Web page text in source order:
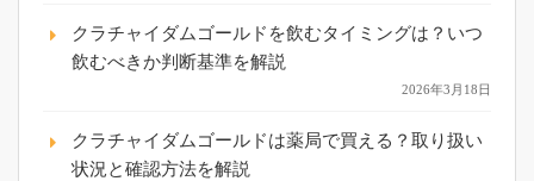
クラチャイダムゴールドを飲むタイミングは？いつ
飲むべきか判断基準を解説
2026年3月18日
クラチャイダムゴールドは薬局で買える？取り扱い
状況と確認方法を解説